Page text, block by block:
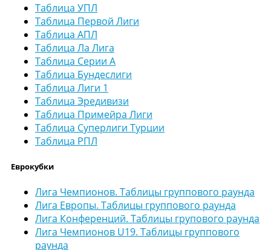
Таблица УПЛ
Таблица Первой Лиги
Таблица АПЛ
Таблица Ла Лига
Таблица Серии А
Таблица Бундеслиги
Таблица Лиги 1
Таблица Эредивизи
Таблица Примейра Лиги
Таблица Суперлиги Турции
Таблица РПЛ
Еврокубки
Лига Чемпионов. Таблицы группового раунда
Лига Европы. Таблицы группового раунда
Лига Конференций. Таблицы групового раунда
Лига Чемпионов U19. Таблицы группового
раунда